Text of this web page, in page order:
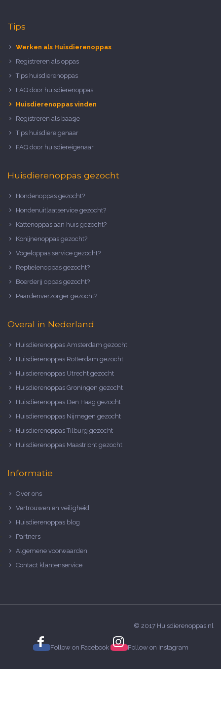
Tips
Werken als Huisdierenoppas
Registreren als oppas
Tips huisdierenoppas
FAQ door huisdierenoppas
Huisdierenoppas vinden
Registreren als baasje
Tips huisdiereigenaar
FAQ door huisdiereigenaar
Huisdierenoppas gezocht
Hondenoppas gezocht?
Hondenuitlaatservice gezocht?
Kattenoppas aan huis gezocht?
Konijnenoppas gezocht?
Vogeloppas service gezocht?
Reptielenoppas gezocht?
Boerderij oppas gezocht?
Paardenverzorger gezocht?
Overal in Nederland
Huisdierenoppas Amsterdam gezocht
Huisdierenoppas Rotterdam gezocht
Huisdierenoppas Utrecht gezocht
Huisdierenoppas Groningen gezocht
Huisdierenoppas Den Haag gezocht
Huisdierenoppas Nijmegen gezocht
Huisdierenoppas Tilburg gezocht
Huisdierenoppas Maastricht gezocht
Informatie
Over ons
Vertrouwen en veiligheid
Huisdierenoppas blog
Partners
Algemene voorwaarden
Contact klantenservice
© 2017 Huisdierenoppas.nl
Follow on Facebook Follow on Instagram